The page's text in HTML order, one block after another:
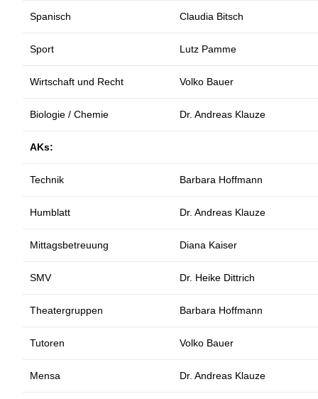
Spanisch Claudia Bitsch
Sport Lutz Pamme
Wirtschaft und Recht Volko Bauer
Biologie / Chemie Dr. Andreas Klauze
AKs:
Technik Barbara Hoffmann
Humblatt Dr. Andreas Klauze
Mittagsbetreuung Diana Kaiser
SMV Dr. Heike Dittrich
Theatergruppen Barbara Hoffmann
Tutoren Volko Bauer
Mensa Dr. Andreas Klauze